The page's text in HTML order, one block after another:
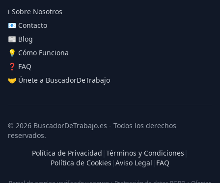
ℹ️ Sobre Nosotros
📧 Contacto
📰 Blog
💡 Cómo Funciona
❓ FAQ
🤝 Únete a BuscadorDeTrabajo
© 2026 BuscadorDeTrabajo.es - Todos los derechos
reservados.
Política de Privacidad | Términos y Condiciones |
Política de Cookies | Aviso Legal | FAQ